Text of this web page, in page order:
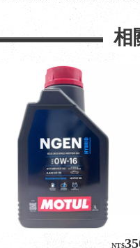
相
NT$